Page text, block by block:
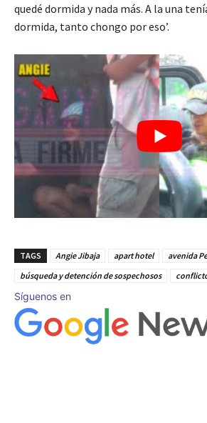
quedé dormida y nada más. A la una
dormida, tanto chongo por eso’.
TAGS Angie Jibaja apart hotel
avenida
búsqueda y detención de sospechosos
Síguenos en